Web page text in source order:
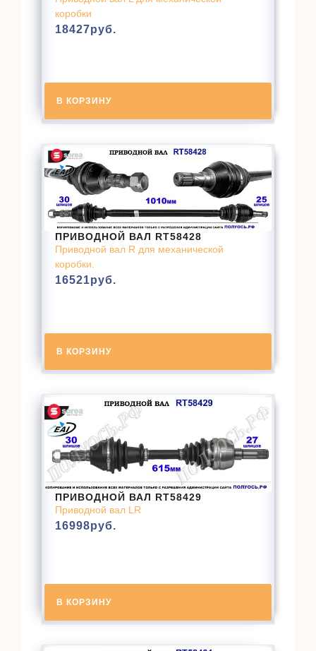
коробки
18427руб.
В КОРЗИНУ
ПРИВОДНОЙ ВАЛ RT58428
Приводной вал R для механической
коробки.
16521руб.
В КОРЗИНУ
ПРИВОДНОЙ ВАЛ RT58429
Приводной вал LR
16998руб.
В КОРЗИНУ